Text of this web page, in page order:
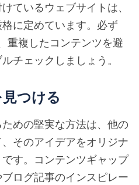
ているウェブサイトは、
に定めています。必ず
重複したコンテンツを避
チェックしましょう。
つける
めの堅実な方法は、他の
そのアイデアをオリジナ
す。コンテンツギャップ
ログ記事のインスピレー